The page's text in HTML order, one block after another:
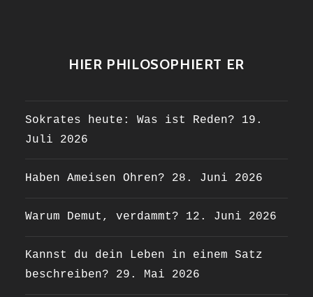
HIER PHILOSOPHIERT ER
Sokrates heute: Was ist Reden?
19.
Juli 2026
Haben Ameisen Ohren? 28. Juni 2026
Warum Demut, verdammt? 12. Juni 2026
Kannst du dein Leben in einem Satz
beschreiben?
29. Mai 2026